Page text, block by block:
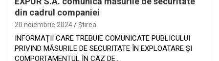
din cadrul companiei
20 noiembrie 2024 Ştirea
INFORMAȚII CARE TREBUIE COMUNICATE PUBLICULUI
PRIVIND MĂSURILE DE SECURITATE ÎN EXPLOATARE ȘI
COMPORTAMENTUL ÎN CAZ DE…